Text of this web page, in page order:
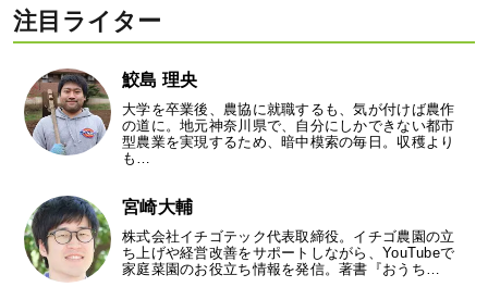
注目ライター
鮫島 理央
大学を卒業後、農協に就職するも、気が付けば農作
の道に。地元神奈川県で、自分にしかできない都市
型農業を実現するため、暗中模索の毎日。収穫より
も…
宮崎大輔
株式会社イチゴテック代表取締役。イチゴ農園の立
ち上げや経営改善をサポートしながら、YouTubeで
家庭菜園のお役立ち情報を発信。著書『おうち…